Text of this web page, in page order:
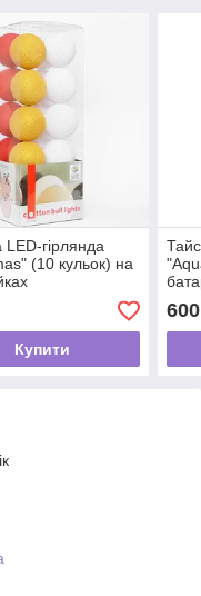
LED-гірлянда
(10 кульок) на
Купити
600